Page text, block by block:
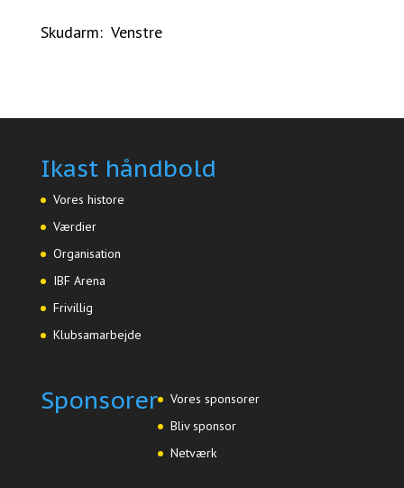
Skudarm: Venstre
Ikast håndbold
Vores histore
Værdier
Organisation
IBF Arena
Frivillig
Klubsamarbejde
Sponsorer
Vores sponsorer
Bliv sponsor
Netværk